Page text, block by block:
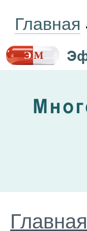
Главная
Главная